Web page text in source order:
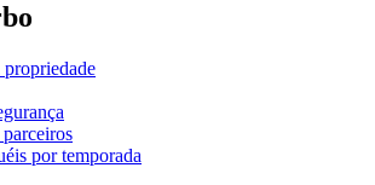
por temporada